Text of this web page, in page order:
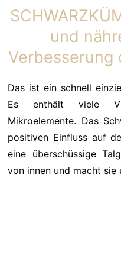
und
Verbesserung
Das ist ein schnell
Es enthält viele
Mikroelemente. Das
positiven Einfluss auf
eine überschüssige
von innen und macht sie